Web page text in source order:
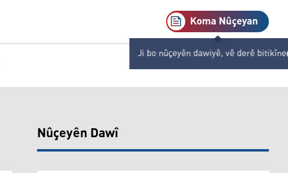
Koma Nûçeyan
Ji bo nûçeyên dawiyê, vê derê bitikîne
Nûçeyên Dawî